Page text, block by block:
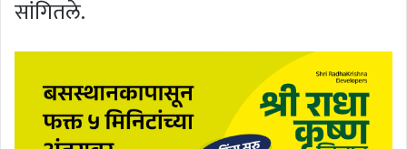
सांगितले.